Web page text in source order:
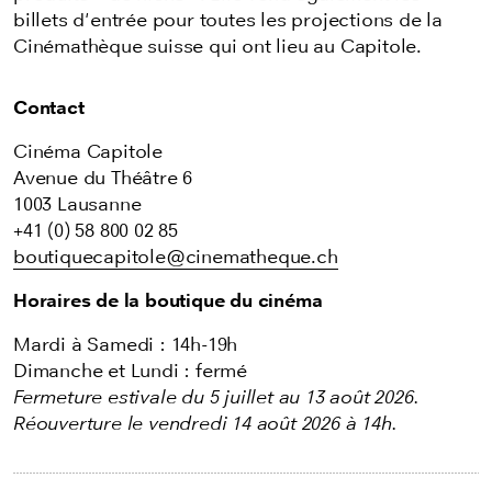
billets d'entrée pour toutes les projections de la
Cinémathèque suisse qui ont lieu au Capitole.
Contact
Cinéma Capitole
Avenue du Théâtre 6
1003 Lausanne
+41 (0) 58 800 02 85
boutiquecapitole@cinematheque.ch
Horaires de la boutique du cinéma
Mardi à Samedi : 14h-19h
Dimanche et Lundi : fermé
Fermeture estivale du 5 juillet au 13 août 2026.
Réouverture le vendredi 14 août 2026 à 14h.